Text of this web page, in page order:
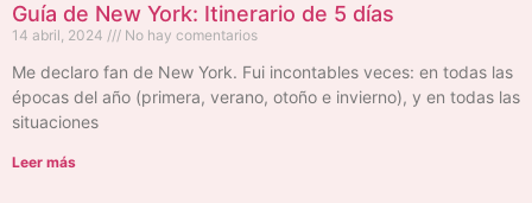
Guía de New York: Itinerario de 5 días
14 abril, 2024 No hay comentarios
Me declaro fan de New York. Fui incontables veces: en todas las
épocas del año (primera, verano, otoño e invierno), y en todas las
situaciones
Leer más